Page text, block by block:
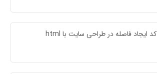
کد ایجاد فاصله در طراحی سایت با html